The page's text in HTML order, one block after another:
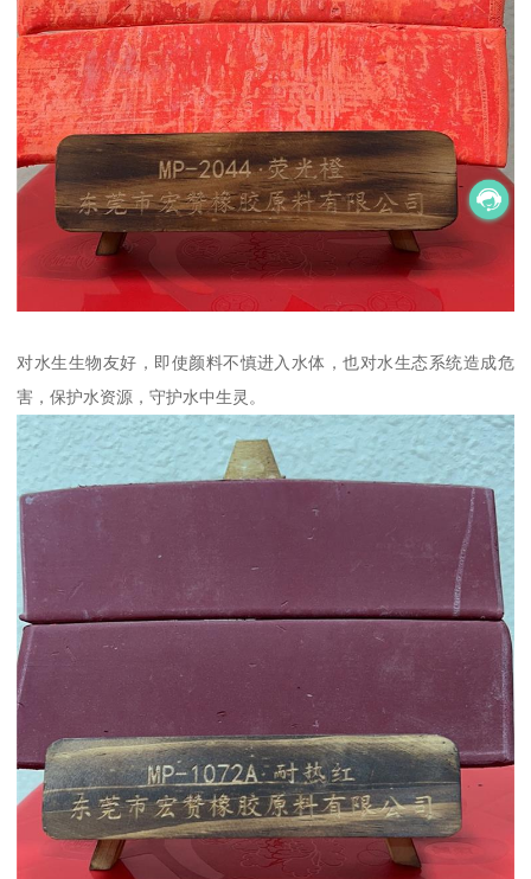
对水生生物友好，即使颜料不慎进入水体，也对水生态系统造成危
害，保护水资源，守护水中生灵。